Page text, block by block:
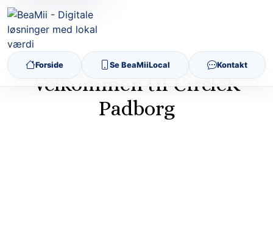
Forside Se BeaMiiLocal Kontakt
Velkommen til CircleK
Padborg